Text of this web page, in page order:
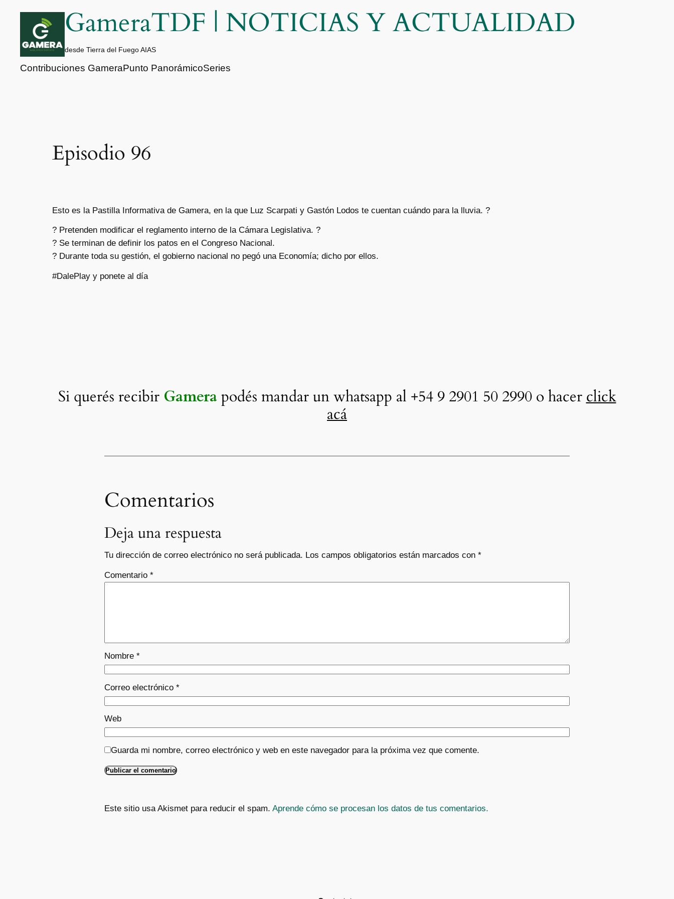
contenido
GameraTDF | NOTICIAS Y ACTUALIDAD
desde Tierra del Fuego AIAS
Contribuciones GameraPunto PanorámicoSeries
Episodio 96
Esto es la Pastilla Informativa de Gamera, en la que Luz Scarpati y Gastón Lodos te cuentan cuándo para la lluvia. ?
? Pretenden modificar el reglamento interno de la Cámara Legislativa. ?
? Se terminan de definir los patos en el Congreso Nacional.
? Durante toda su gestión, el gobierno nacional no pegó una Economía; dicho por ellos.
#DalePlay y ponete al día
Si querés recibir Gamerapodés mandar un whatsapp al +54 9 2901 50 2990 o hacer click
acá
Comentarios
Deja una respuesta
Tu dirección de correo electrónico no será publicada. Los campos obligatorios están marcados con *
Comentario *
Nombre *
Correo electrónico *
Web
Guarda mi nombre, correo electrónico y web en este navegador para la próxima vez que comente.
Este sitio usa Akismet para reducir el spam. Aprende cómo se procesan los datos de tus comentarios.